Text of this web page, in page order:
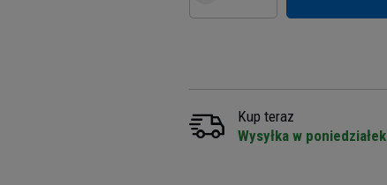
Kup teraz
Wysyłka w poniedziałek